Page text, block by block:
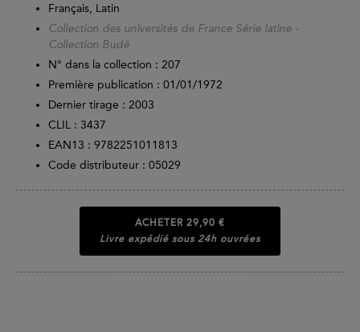
Français, Latin
Collection des universités de France Série latine -
Collection Budé
N° dans la collection : 207
Première publication : 01/01/1972
Dernier tirage : 2003
CLIL : 3437
EAN13 : 9782251011813
Code distributeur : 05029
ACHETER 29,90 €
Livre expédié sous 24h ouvrées